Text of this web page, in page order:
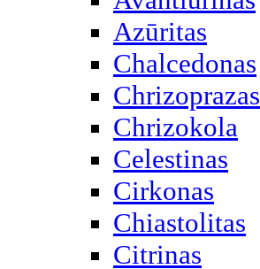
Azūritas
Chalcedonas
Chrizoprazas
Chrizokola
Celestinas
Cirkonas
Chiastolitas
Citrinas